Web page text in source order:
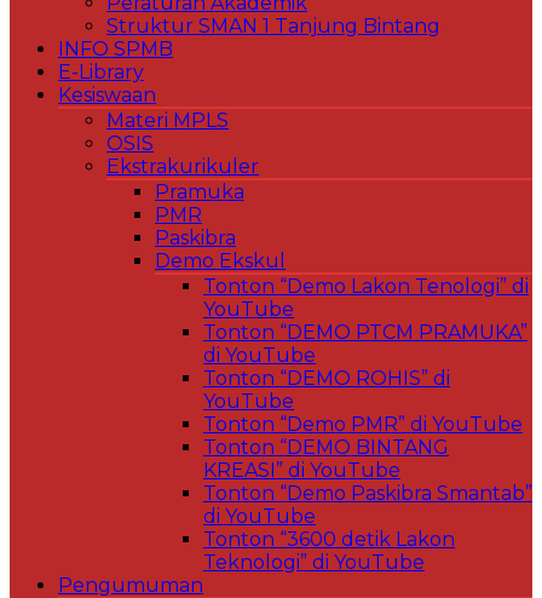
Struktur SMAN 1 Tanjung Bintang
INFO SPMB
E-Library
Kesiswaan
Materi MPLS
OSIS
Ekstrakurikuler
Pramuka
PMR
Paskibra
Demo Ekskul
Tonton “Demo Lakon Tenologi” di
YouTube
Tonton “DEMO PTCM PRAMUKA”
di YouTube
Tonton “DEMO ROHIS” di
YouTube
Tonton “Demo PMR” di YouTube
Tonton “DEMO BINTANG
KREASI” di YouTube
Tonton “Demo Paskibra Smantab”
di YouTube
Tonton “3600 detik Lakon
Teknologi” di YouTube
Pengumuman